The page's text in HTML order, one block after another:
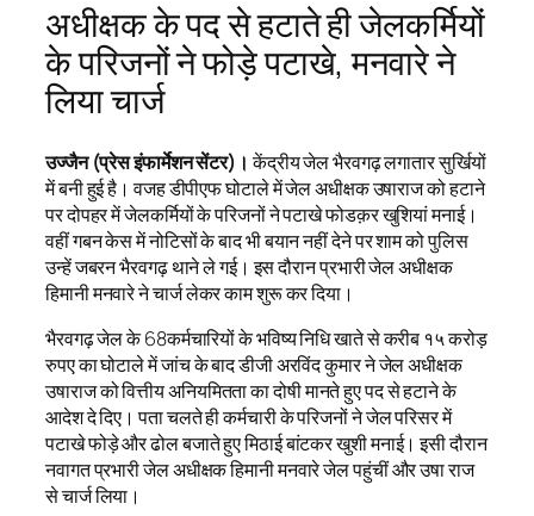
अधीक्षक के पद से हटाते ही जेलकर्मियों
के परिजनों ने फोड़े पटाखे, मनवारे ने
लिया चार्ज
उज्जैन (प्रेस इंफार्मेशन सेंटर)। केंद्रीय जेल भैरवगढ़ लगातार सुर्खियों
में बनी हुई है। वजह डीपीएफ घोटाले में जेल अधीक्षक उषाराज को हटाने
पर दोपहर में जेलकर्मियों के परिजनों ने पटाखे फोडक़र खुशियां मनाई।
वहीं गबन केस में नोटिसों के बाद भी बयान नहीं देने पर शाम को पुलिस
उन्हें जबरन भैरवगढ़ थाने ले गई। इस दौरान प्रभारी जेल अधीक्षक
हिमानी मनवारे ने चार्ज लेकर काम शुरू कर दिया।
भैरवगढ़ जेल के 68कर्मचारियों के भविष्य निधि खाते से करीब १५ करोड़
रुपए का घोटाले में जांच के बाद डीजी अरविंद कुमार ने जेल अधीक्षक
उषाराज को वित्तीय अनियमितता का दोषी मानते हुए पद से हटाने के
आदेश दे दिए। पता चलते ही कर्मचारी के परिजनों ने जेल परिसर में
पटाखे फोड़े और ढोल बजाते हुए मिठाई बांटकर खुशी मनाई। इसी दौरान
नवागत प्रभारी जेल अधीक्षक हिमानी मनवारे जेल पहुंचीं और उषा राज
से चार्ज लिया।